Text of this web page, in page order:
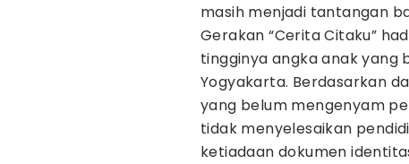
masih menjadi tantangan
Gerakan “Cerita Citaku”
tingginya angka anak yang
Yogyakarta. Berdasarkan
yang belum mengenyam
tidak menyelesaikan
ketiadaan dokumen